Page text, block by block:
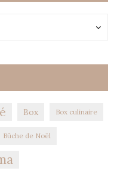
Box Box culinaire
Bûche de Noël